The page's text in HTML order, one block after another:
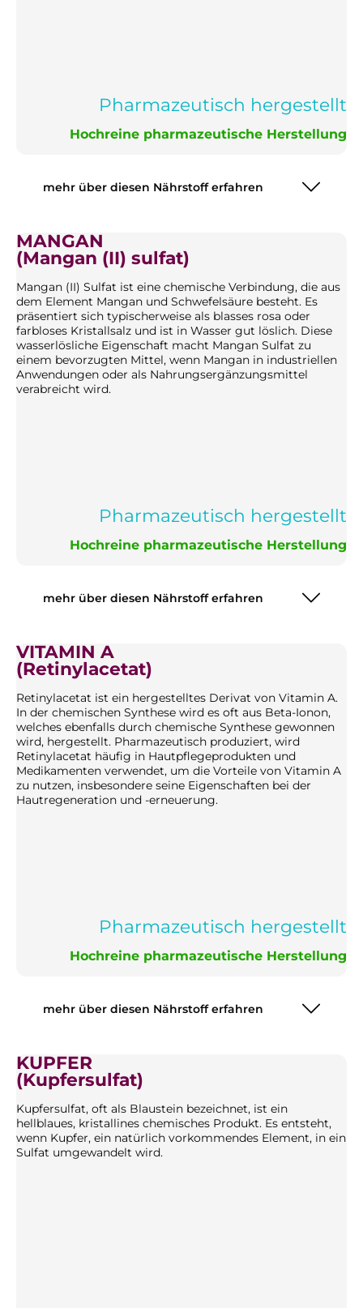
Pharmazeutisch hergestellt
Hochreine pharmazeutische Herstellung
mehr über diesen Nährstoff erfahren
MANGAN
(Mangan (II) sulfat)
Mangan (II) Sulfat ist eine chemische Verbindung, die aus
dem Element Mangan und Schwefelsäure besteht. Es
präsentiert sich typischerweise als blasses rosa oder
farbloses Kristallsalz und ist in Wasser gut löslich. Diese
wasserlösliche Eigenschaft macht Mangan Sulfat zu
einem bevorzugten Mittel, wenn Mangan in industriellen
Anwendungen oder als Nahrungsergänzungsmittel
verabreicht wird.
Pharmazeutisch hergestellt
Hochreine pharmazeutische Herstellung
mehr über diesen Nährstoff erfahren
VITAMIN A
(Retinylacetat)
Retinylacetat ist ein hergestelltes Derivat von Vitamin A.
In der chemischen Synthese wird es oft aus Beta-Ionon,
welches ebenfalls durch chemische Synthese gewonnen
wird, hergestellt. Pharmazeutisch produziert, wird
Retinylacetat häufig in Hautpflegeprodukten und
Medikamenten verwendet, um die Vorteile von Vitamin A
zu nutzen, insbesondere seine Eigenschaften bei der
Hautregeneration und -erneuerung.
Pharmazeutisch hergestellt
Hochreine pharmazeutische Herstellung
mehr über diesen Nährstoff erfahren
KUPFER
(Kupfersulfat)
Kupfersulfat, oft als Blaustein bezeichnet, ist ein
hellblaues, kristallines chemisches Produkt. Es entsteht,
wenn Kupfer, ein natürlich vorkommendes Element, in ein
Sulfat umgewandelt wird.